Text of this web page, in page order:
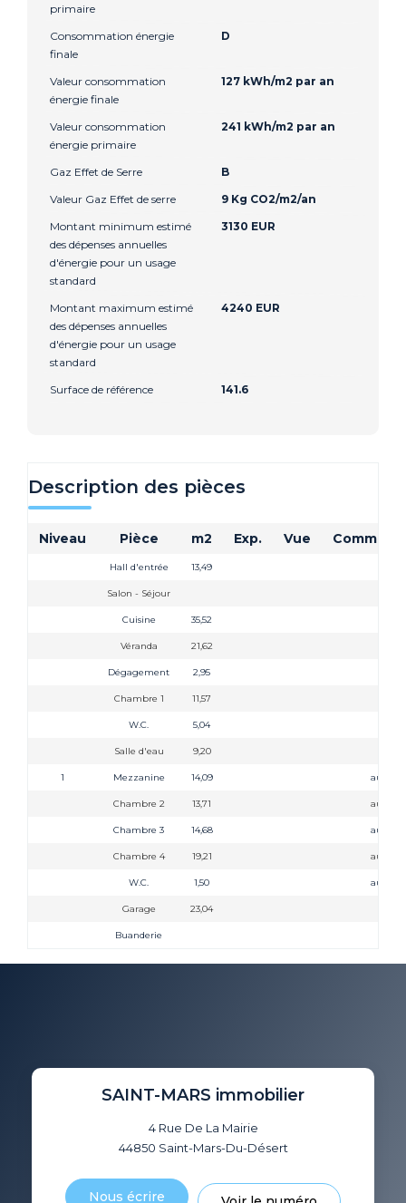
primaire
Consommation énergie
finale
D
Valeur consommation
énergie finale
127 kWh/m2 par an
Valeur consommation
énergie primaire
241 kWh/m2 par an
Gaz Effet de Serre
B
Valeur Gaz Effet de serre
9 Kg CO2/m2/an
Montant minimum estimé
des dépenses annuelles
d'énergie pour un usage
standard
3130 EUR
Montant maximum estimé
des dépenses annuelles
d'énergie pour un usage
standard
4240 EUR
Surface de référence 141.6
Description des pièces
Niveau Pièce m2 Exp. Vue
Hall d'entrée 13,49
Salon - Séjour
Cuisine 35,52
Véranda 21,62
Dégagement 2,95
Chambre 1 11,57
W.C. 5,04
Salle d'eau 9,20
1 Mezzanine 14,09 au sol
Chambre 2 13,71 au sol
Chambre 3 14,68 au sol
Chambre 4 19,21 au sol
W.C. 1,50 au sol
Garage 23,04
Buanderie
SAINT-MARS immobilier
4 Rue De La Mairie
44850 Saint-Mars-Du-Désert
Nous écrire